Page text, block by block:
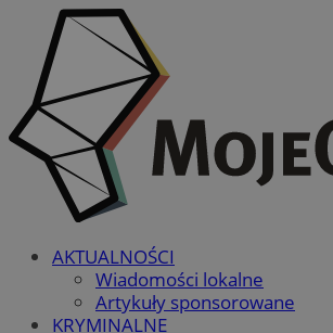
AKTUALNOŚCI
Wiadomości lokalne
Artykuły sponsorowane
KRYMINALNE